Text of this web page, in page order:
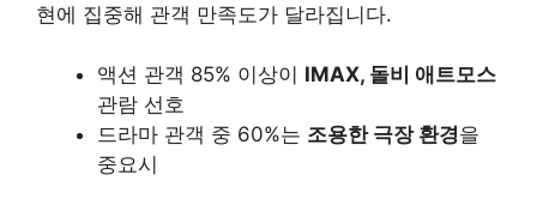
현에 집중해 관객 만족도가 달라집니다.
액션 관객 85% 이상이 IMAX, 돌비 애트모스
관람 선호
드라마 관객 중 60%는 조용한 극장 환경을
중요시